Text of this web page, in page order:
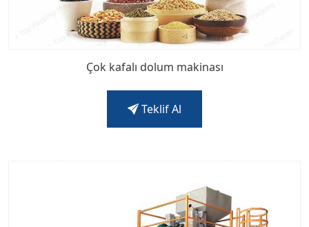
Çok kafalı dolum makinası
Teklif Al